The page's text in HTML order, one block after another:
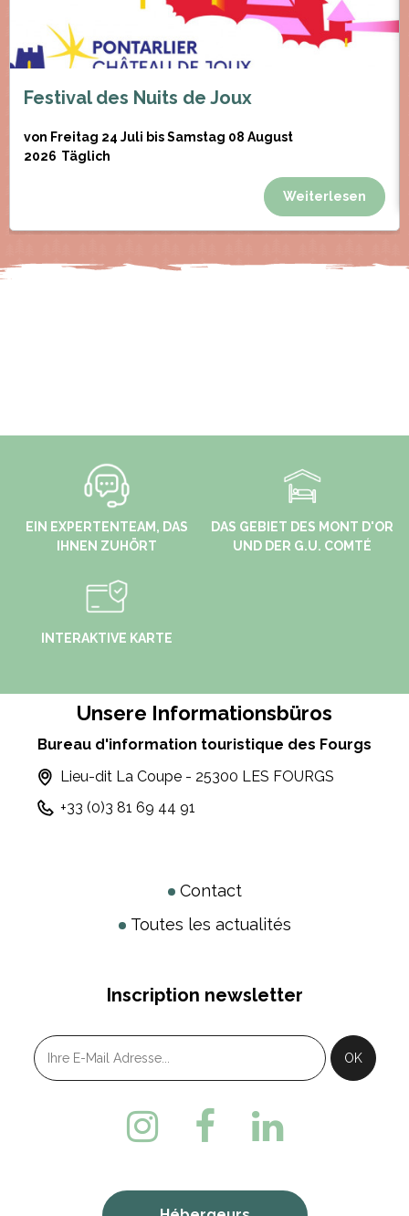
Festival des Nuits de Joux
von Freitag 24 Juli bis Samstag 08 August
2026 Täglich
Weiterlesen
EIN EXPERTENTEAM, DAS
IHNEN ZUHÖRT
DAS GEBIET DES MONT D'OR
UND DER G.U. COMTÉ
INTERAKTIVE KARTE
Unsere Informationsbüros
Bureau d'information touristique des Fourgs
Lieu-dit La Coupe - 25300 LES FOURGS
+33 (0)3 81 69 44 91
Contact
Toutes les actualités
Inscription newsletter